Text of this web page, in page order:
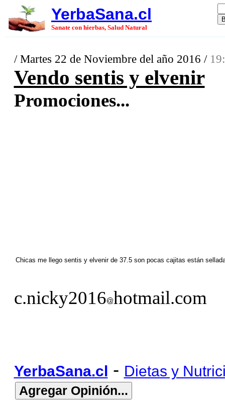
YerbaSana.cl
Sanate con hierbas, Salud Natural
/ Martes 22 de Noviembre del año 2016 /
Vendo sentis y elvenir
Promociones...
Chicas me llego sentis y elvenir de 37.5 son pocas cajitas están
c.nicky2016 hotmail.com
YerbaSana.cl - Dietas y